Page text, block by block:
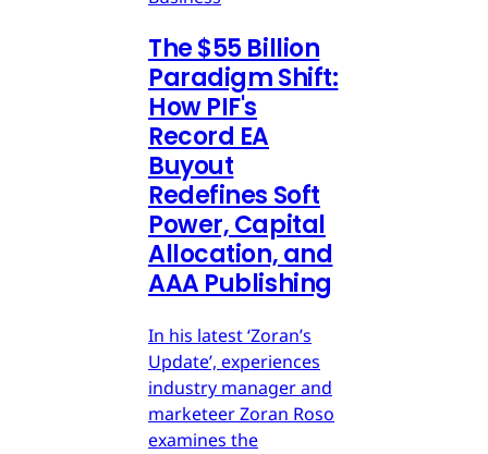
The $55 Billion
Paradigm Shift:
How PIF's
Record EA
Buyout
Redefines Soft
Power, Capital
Allocation, and
AAA Publishing
In his latest ‘Zoran’s
Update’, experiences
industry manager and
marketeer Zoran Roso
examines the